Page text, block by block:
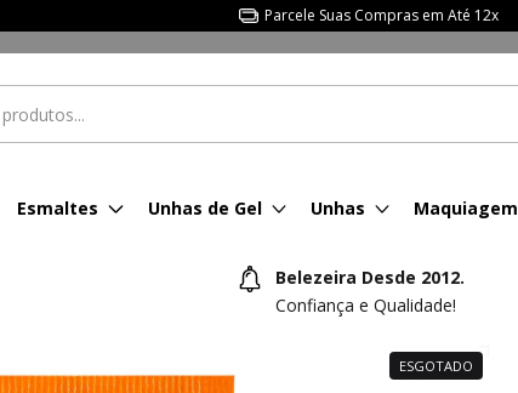
Parcele Suas Compras em Até 12x
Esmaltes Unhas de Gel Unhas Maquiagem
Belezeira Desde 2012.
Confiança e Qualidade!
ESGOTADO